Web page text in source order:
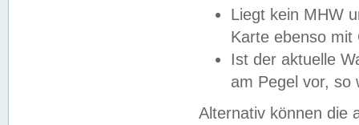
Liegt kein MHW
Karte ebenso mit
Ist der aktuelle
am Pegel vor,
Alternativ können die